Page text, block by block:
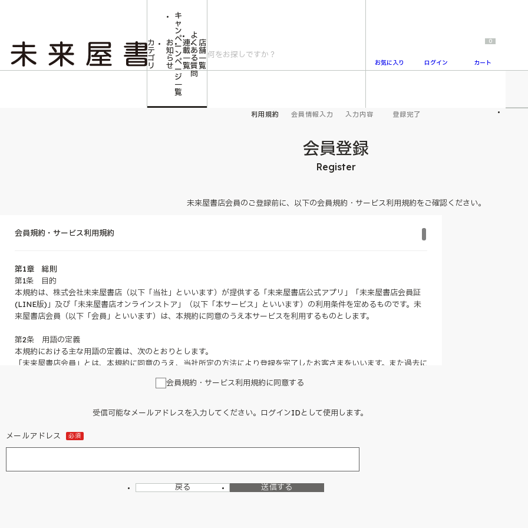
カ
テ
ゴ
リ
お
知
ら
せ
キ
ャ
ン
ペ
ー
ン
ペ
ー
ジ
一
覧
連
載
一
覧
よ
く
あ
る
質
問
店
舗
一
覧
お気に入り ログイン
0
カート
利用規約 会員情報入力 入力内容 登録完了
会員登録
Register
未来屋書店会員のご登録前に、以下の会員規約・サービス利用規約をご確認ください。
会員規約・サービス利用規約
第1章 総則
第1条 目的
本規約は、株式会社未来屋書店（以下「当社」といいます）が提供する「未来屋書店公式アプリ」「未来屋書店会員証
(LINE版)」及び「未来屋書店オンラインストア」（以下「本サービス」といいます）の利用条件を定めるものです。未
来屋書店会員（以下「会員」といいます）は、本規約に同意のうえ本サービスを利用するものとします。
第2条 用語の定義
本規約における主な用語の定義は、次のとおりとします。
「未来屋書店会員」とは、本規約に同意のうえ、当社所定の方法により登録を完了したお客さまをいいます。また過去に
「未来屋書店公式アプリ」とは、当社が提供する公式スマートフォンアプリを通じた各種サービスをいいます。
ます。
「mibonポイント」とは、会員が本サービスの商品購入その他の行為に応じてポイントが付与され・利用できるサービ
本規約は、会員登録および本サービスの利用に関する一切の関係に適用されます。
会員規約・サービス利用規約に同意する
受信可能なメールアドレスを入力してください。ログインIDとして使用します。
メールアドレス 必須
戻る 送信する